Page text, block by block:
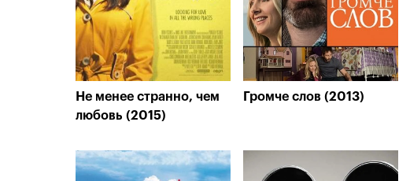
Не менее странно, чем
любовь (2015)
Громче слов (2013)